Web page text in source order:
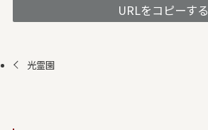
URLをコピーする
光霊園